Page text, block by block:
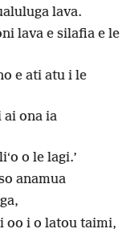
lava.
lava e silafia e le
e ati atu i le
ai ona ia
o le lagi.’
anamua
oo i o latou taimi,